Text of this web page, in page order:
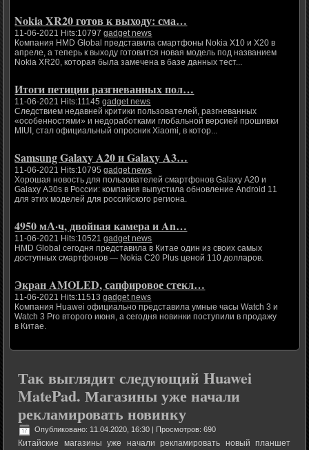
Nokia XR20 готов к выходу: сма…
11-06-2021 Hits:10797gadget news
Компания HMD Global представила смартфоны Nokia X10 и X20 в
апреле, а теперь к выходу готовится новая модель под названием
Nokia XR20, которая была замечена в базе данных тест...
Итоги петиции разгневанных пол…
11-06-2021 Hits:11145gadget news
Следствием недавней критики пользователей, разгневанных
«особенностями» и недоработками глобальной версией прошивки
MIUI, стал официальный опросник Xiaomi, в котор...
Samsung Galaxy A20 и Galaxy A3…
11-06-2021 Hits:10795gadget news
Хорошая новость для пользователей смартфонов Galaxy A20 и
Galaxy A30s в России: компания выпустила обновление Android 11
для этих моделей для российского региона.
4950 мА·ч, двойная камера и An…
11-06-2021 Hits:10521gadget news
HMD Global сегодня представила в Китае один из своих самых
доступных смартфонов — Nokia C20 Plus ценой 110 долларов.
Экран AMOLED, сапфировое стекл…
11-06-2021 Hits:11513gadget news
Компания Huawei официально представила умные часы Watch 3 и
Watch 3 Pro второго июня, а сегодня новинки поступили в продажу
в Китае.
Так выглядит следующий Huawei
MatePad. Магазины уже начали
рекламировать новинку
Опубликовано: 11.04.2020, 16:30 | Просмотров: 690
Китайские магазины уже начали рекламировать новый планшет